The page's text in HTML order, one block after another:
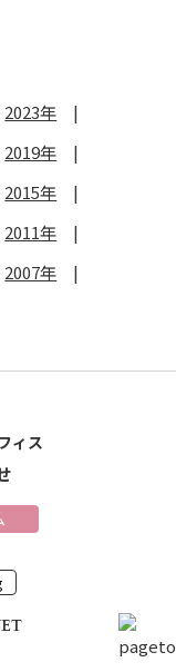
2023年
2019年
2015年
2011年
2007年
ィス